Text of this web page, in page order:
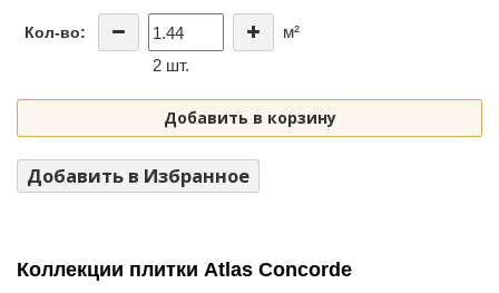
Кол-во:
м²
2 шт.
Добавить в корзину
Добавить в Избранное
Коллекции плитки Atlas Concorde